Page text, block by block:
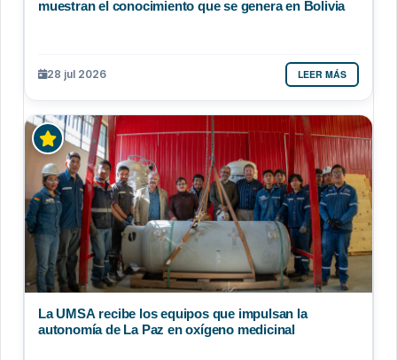
muestran el conocimiento que se genera en Bolivia
28 jul 2026 LEER MÁS
La UMSA recibe los equipos que impulsan la
autonomía de La Paz en oxígeno medicinal